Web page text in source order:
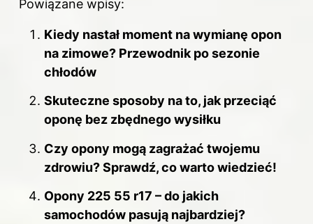
c
e
b
o
o
k
er
e
st
di
t
bl
r
e
dI
Powiązane wpisy:
Kiedy nastał moment na wymianę opon
na zimowe? Przewodnik po sezonie
chłodów
Skuteczne sposoby na to, jak przeciąć
oponę bez zbędnego wysiłku
Czy opony mogą zagrażać twojemu
zdrowiu? Sprawdź, co warto wiedzieć!
Opony 225 55 r17 – do jakich
samochodów pasują najbardziej?